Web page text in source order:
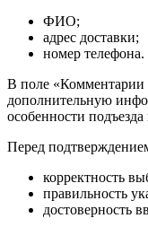
ФИО;
адрес доставки;
номер телефона.
В поле «Комментарии
дополнительную
особенности
Перед
корректность
правильность
достоверность